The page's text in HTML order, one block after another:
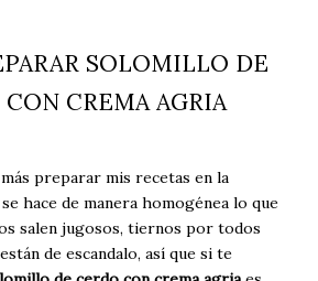
SOLOMILLO DE
CON CREMA AGRIA
preparar mis recetas en la
hace de manera homogénea lo que
salen jugosos, tiernos por todos
de escandalo, así que si te